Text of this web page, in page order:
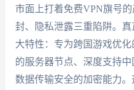
市面上打着免费VPN旗号
封、隐私泄露三重陷阱。
大特性：专为跨国游戏优
的服务器节点、深度支持
数据传输安全的加密能力